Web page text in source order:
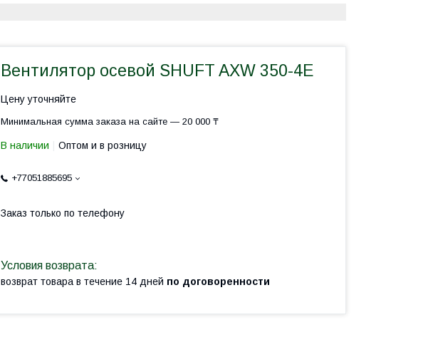
Вентилятор осевой SHUFT AXW 350-4E
Цену уточняйте
Минимальная сумма заказа на сайте — 20 000 ₸
В наличии Оптом и в розницу
+77051885695
Заказ только по телефону
возврат товара в течение 14 дней по договоренности